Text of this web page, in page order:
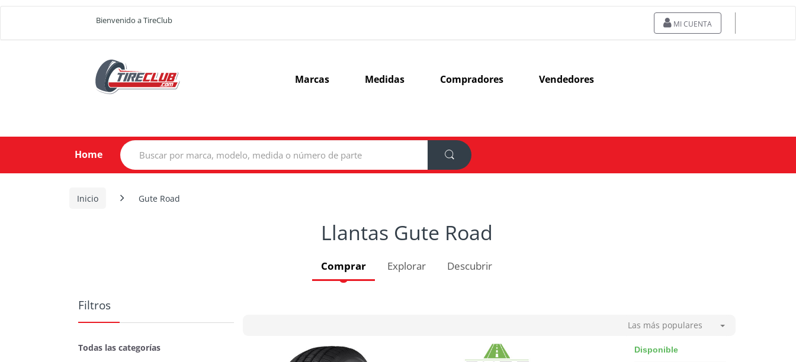
Bienvenido a TireClub MI CUENTA
Marcas Medidas Compradores Vendedores
Home
Search
for:
Inicio Gute Road
Llantas Gute Road
Comprar Explorar Descubrir
Las más populares
Disponible
Filtros
Todas las categorías